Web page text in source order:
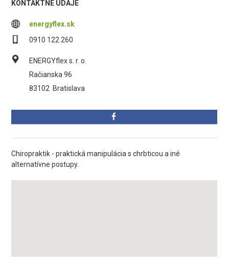
KONTAKTNÉ ÚDAJE
energyflex.sk
0910 122 260
ENERGYflex s. r. o.
Račianska 96
83102 Bratislava
Chiropraktik - praktická manipulácia s chrbticou a iné
alternatívne postupy.